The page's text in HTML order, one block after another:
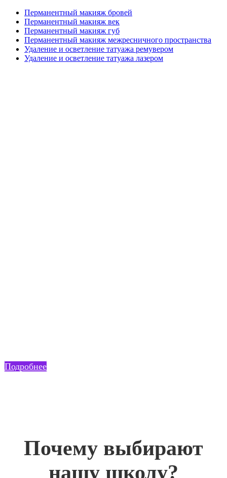
Перманентный макияж бровей
Перманентный макияж век
Перманентный макияж губ
Перманентный макияж межресничного пространства
Удаление и осветление татуажа ремувером
Удаление и осветление татуажа лазером
Подробнее
Почему выбирают
нашу школу?